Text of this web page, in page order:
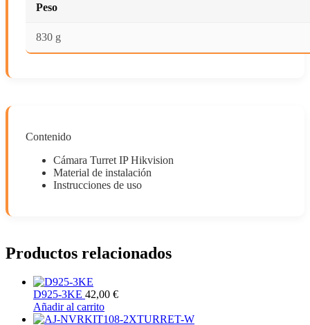
Peso
830 g
Contenido
Cámara Turret IP Hikvision
Material de instalación
Instrucciones de uso
Productos relacionados
D925-3KE 42,00 €
Añadir al carrito